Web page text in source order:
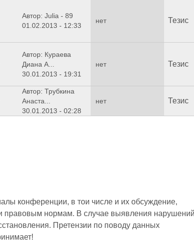
Автор: Julia - 89
01.02.2013 - 12:33
нет Тезис
Автор: Кураева
Диана А...
30.01.2013 - 19:31
нет Тезис
Автор: Трубкина
Анаста...
30.01.2013 - 02:28
нет Тезис
конференции, в тои числе и их обсуждение,
правовым нормам. В случае выявления нарушений
Претензии по поводу данных